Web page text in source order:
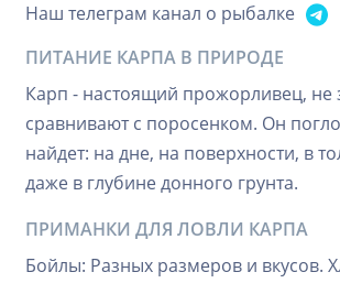
Наш телеграм канал о рыбалке
ПИТАНИЕ КАРПА В ПРИРОДЕ
Карп - настоящий прожорливец, не
сравнивают с поросенком. Он
найдет: на дне, на поверхности, в
даже в глубине донного грунта.
ПРИМАНКИ ДЛЯ ЛОВЛИ КАРПА
Бойлы: Разных размеров и вкусов.